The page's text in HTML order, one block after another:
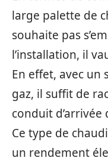
large palette de
souhaite pas
l’installation, il
En effet, avec un
gaz, il suffit de
conduit
Ce type de
un rendement